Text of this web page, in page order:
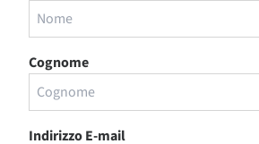
Cognome
Indirizzo E-mail